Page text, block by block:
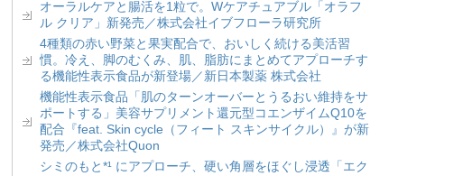
オーラルケアと腸活を1粒で。Wケアチュアブル「オラフ
ル クリア」新発売／株式会社イブフローラ研究所
4種類の赤い野菜と果実配合で、おいしく続ける美活習
慣。冷え、脚のむくみ、肌、脂肪にまとめてアプローチす
る機能性表示食品が新登場／新日本製薬 株式会社
機能性表示食品「肌のターンオーバーとうるおい維持をサ
ポートする」美容サプリメント還元型コエンザイムQ10を
配合『feat. Skin cycle（フィート スキンサイクル）』が新
発売／株式会社Quon
シミのもと*¹ にアプローチ、硬い角層をほぐし浸透「エク